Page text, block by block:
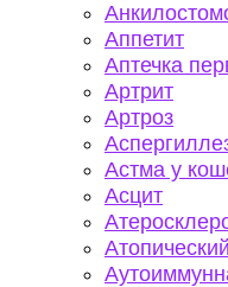
Аппетит
Аптечка
Артрит
Артроз
Астма у
Асцит